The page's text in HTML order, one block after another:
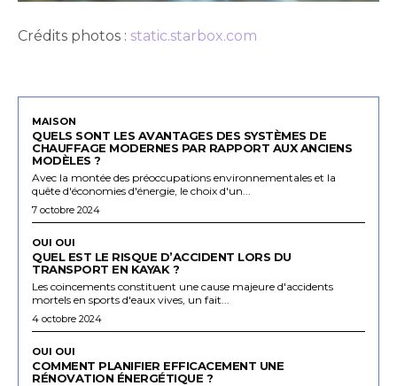
Crédits photos : static.starbox.com
MAISON
QUELS SONT LES AVANTAGES DES SYSTÈMES DE
CHAUFFAGE MODERNES PAR RAPPORT AUX ANCIENS
MODÈLES ?
Avec la montée des préoccupations environnementales et la
quête d'économies d'énergie, le choix d'un...
7 octobre 2024
OUI OUI
QUEL EST LE RISQUE D’ACCIDENT LORS DU
TRANSPORT EN KAYAK ?
Les coincements constituent une cause majeure d'accidents
mortels en sports d'eaux vives, un fait...
4 octobre 2024
OUI OUI
COMMENT PLANIFIER EFFICACEMENT UNE
RÉNOVATION ÉNERGÉTIQUE ?